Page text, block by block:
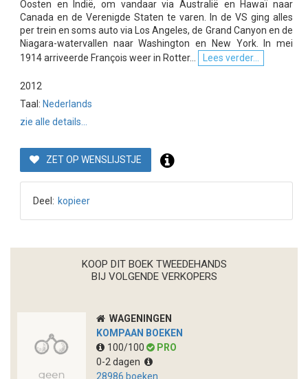
Oosten en Indië, om vandaar via Australië en Hawaï naar
Canada en de Verenigde Staten te varen. In de VS ging alles
per trein en soms auto via Los Angeles, de Grand Canyon en de
Niagara-watervallen naar Washington en New York. In mei
1914 arriveerde François weer in Rotter...
Lees verder...
2012
Taal: Nederlands
zie alle details...
ZET OP WENSLIJSTJE
Deel: kopieer
KOOP DIT BOEK TWEEDEHANDS
BIJ VOLGENDE VERKOPERS
WAGENINGEN
KOMPAAN BOEKEN
100/100
PRO
0-2 dagen
28986 boeken